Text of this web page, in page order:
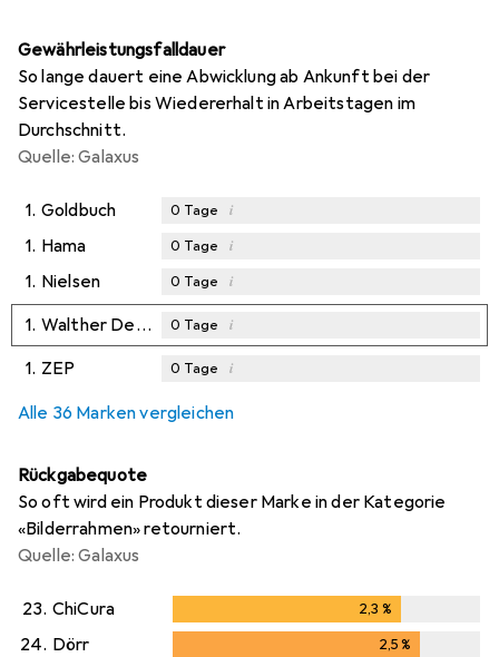
Gewährleistungsfalldauer
So lange dauert eine Abwicklung ab Ankunft bei der
Servicestelle bis Wiedererhalt in Arbeitstagen im
Durchschnitt.
Quelle: Galaxus
1. Goldbuch 0 Tage i
1. Hama 0 Tage i
1. Nielsen 0 Tage i
1. Walther Design 0 Tage i
1. ZEP 0 Tage i
Alle 36 Marken vergleichen
Rückgabequote
So oft wird ein Produkt dieser Marke in der Kategorie
«Bilderrahmen» retourniert.
Quelle: Galaxus
23. ChiCura 2,3 %
24. Dörr 2,5%